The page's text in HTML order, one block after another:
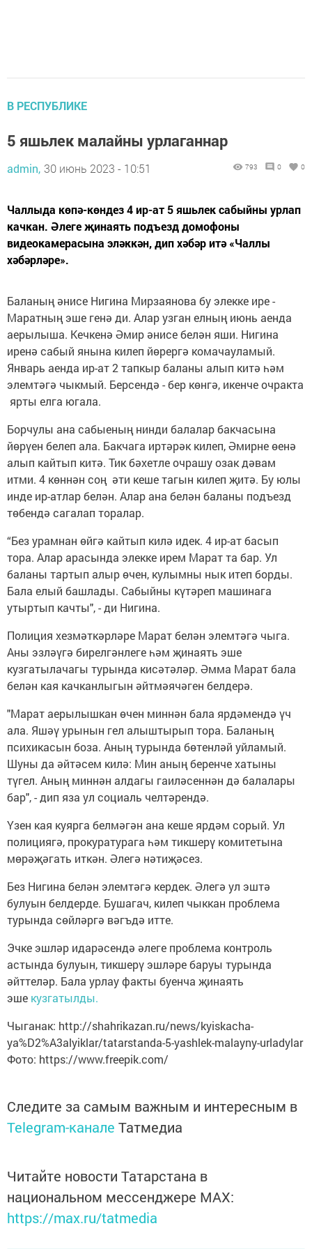
В РЕСПУБЛИКЕ
5 яшьлек малайны урлаганнар
admin, 30 июнь 2023 - 10:51 793 0 0
Чаллыда көпә-көндез 4 ир-ат 5 яшьлек сабыйны урлап
качкан. Әлеге җинаять подъезд домофоны
видеокамерасына эләккән, дип хәбәр итә «Чаллы
хәбәрләре».
Баланың әнисе Нигина Мирзаянова бу элекке ире -
Маратның эше генә ди. Алар узган елның июнь аенда
аерылыша. Кечкенә Әмир әнисе белән яши. Нигина
иренә сабый янына килеп йөрергә комачауламый.
Январь аенда ир-ат 2 тапкыр баланы алып китә һәм
элемтәгә чыкмый. Берсендә - бер көнгә, икенче очракта
ярты елга югала.
Борчулы ана сабыеның нинди балалар бакчасына
йөрүен белеп ала. Бакчага иртәрәк килеп, Әмирне өенә
алып кайтып китә. Тик бәхетле очрашу озак дәвам
итми. 4 көннән соң әти кеше тагын килеп җитә. Бу юлы
инде ир-атлар белән. Алар ана белән баланы подъезд
төбендә сагалап торалар.
“Без урамнан өйгә кайтып килә идек. 4 ир-ат басып
тора. Алар арасында элекке ирем Марат та бар. Ул
баланы тартып алыр өчен, кулымны нык итеп борды.
Бала елый башлады. Сабыйны күтәреп машинага
утыртып качты", - ди Нигина.
Полиция хезмәткәрләре Марат белән элемтәгә чыга.
Аны эзләүгә бирелгәнлеге һәм җинаять эше
кузгатылачагы турында кисәтәләр. Әмма Марат бала
белән кая качканлыгын әйтмәячәген белдерә.
"Марат аерылышкан өчен миннән бала ярдәмендә үч
ала. Яшәү урынын гел алыштырып тора. Баланың
психикасын боза. Аның турында бөтенләй уйламый.
Шуны да әйтәсем килә: Мин аның беренче хатыны
түгел. Аның миннән алдагы гаиләсеннән дә балалары
бар", - дип яза ул социаль челтәрендә.
Үзен кая куярга белмәгән ана кеше ярдәм сорый. Ул
полициягә, прокуратурага һәм тикшерү комитетына
мөрәҗәгать иткән. Әлегә нәтиҗәсез.
Без Нигина белән элемтәгә кердек. Әлегә ул эштә
булуын белдерде. Бушагач, килеп чыккан проблема
турында сөйләргә вәгъдә итте.
Эчке эшләр идарәсендә әлеге проблема контроль
астында булуын, тикшерү эшләре баруы турында
әйттеләр. Бала урлау факты буенча җинаять
эше кузгатылды.
Чыганак: http://shahrikazan.ru/news/kyiskacha-
ya%D2%A3alyiklar/tatarstanda-5-yashlek-malayny-urladylar
Фото: https://www.freepik.com/
Следите за самым важным и интересным в
Telegram-канале Татмедиа
Читайте новости Татарстана в
национальном мессенджере MАХ:
https://max.ru/tatmedia